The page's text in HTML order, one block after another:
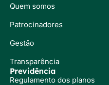
Quem somos
Patrocinadores
Gestão
Transparência
Previdência
Regulamento dos planos